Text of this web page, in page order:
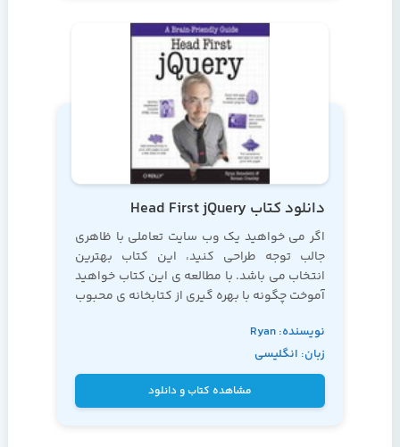
دانلود کتاب Head First jQuery
اگر می خواهید یک وب سایت تعاملی با ظاهری
جالب توجه طراحی کنید، این کتاب بهترین
انتخاب می باشد. با مطالعه ی این کتاب خواهید
آموخت چگونه با بهره گیری از کتابخانه ی محبوب
های بی نظیر به سایت خود اضافه نمایید.
نویسنده: Ryan
Benedetti, Ronan
زبان: انگلیسی
مشاهده کتاب و دانلود